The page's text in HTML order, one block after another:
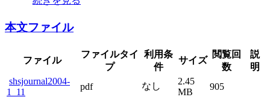
本文ファイル
ファイル
ファイルタイ
プ
利用条
件
サイズ
閲覧回
数
説
明
shsjournal2004-
1_11
pdf なし
2.45
MB
905